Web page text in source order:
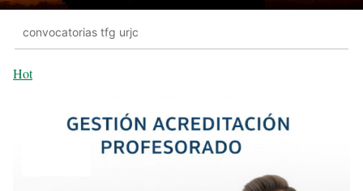
convocatorias tfg urjc
Hot